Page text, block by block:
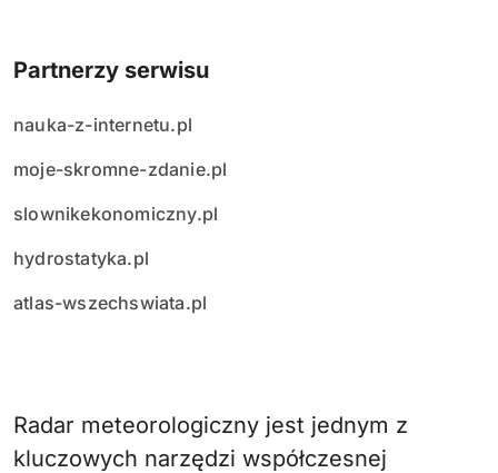
Partnerzy serwisu
nauka-z-internetu.pl
moje-skromne-zdanie.pl
slownikekonomiczny.pl
hydrostatyka.pl
atlas-wszechswiata.pl
Radar meteorologiczny jest jednym z
kluczowych narzędzi współczesnej